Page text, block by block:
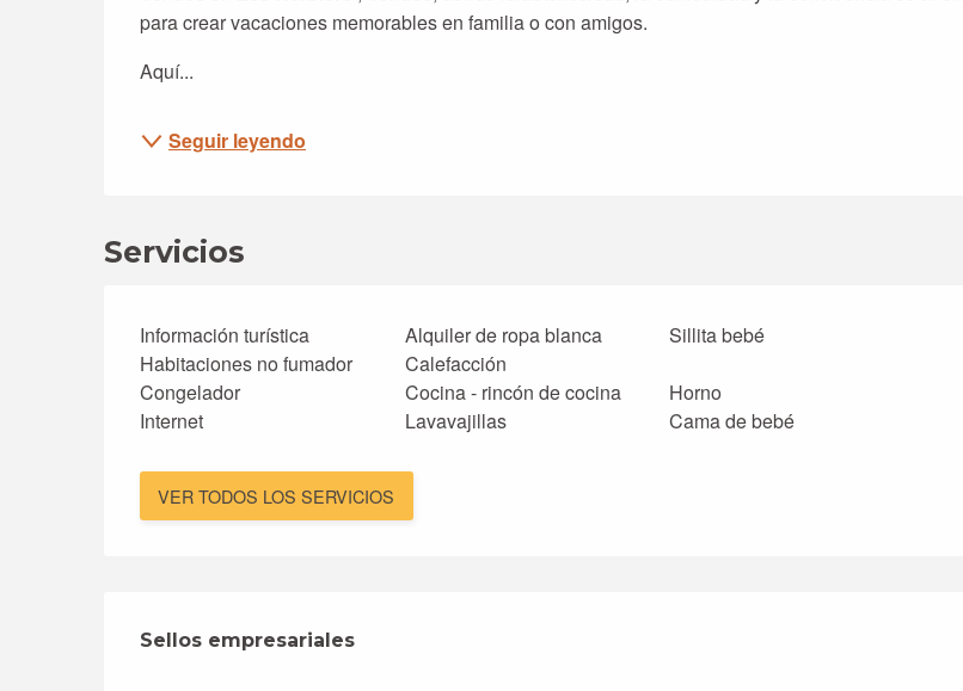
para crear vacaciones memorables en familia o con amigos.
Aquí...
Seguir leyendo
Servicios
Información turística Alquiler de ropa blanca
Sillita bebé
Habitaciones no fumador
Calefacción
Congelador
Cocina - rincón de cocina
Horno
Internet
Lavavajillas Cama de bebé
VER TODOS LOS SERVICIOS
Oferta de prestaciones
Sellos empresariales
Sellos empresariales